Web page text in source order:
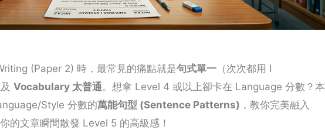
(Paper 2) 時，最常見的痛點就是句式單一 （次次都用 I
Vocabulary 太普通。想拿 Level 4 或以上卻卡在 Language 分數？本
Style 分數的萬能句型 (Sentence Patterns) ，教你完美融入
你的文章瞬間散發 Level 5 的高級感！